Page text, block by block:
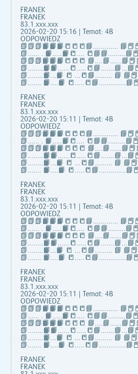
FRANEK
FRANEK
83.1.xxx.xxx
2026-02-20 15:16 | Temat: 4B
ODPOWIEDZ
📗📗📗📙📙📙📒📒📒📘……..…..
📗...... . 📙…..📙📒….
📗📗📗📙📙📙📒📒📒
📗……..📙…📙 📒 …📒📘……... 📘
📗……. 📙….📙
FRANEK
FRANEK
83.1.xxx.xxx
2026-02-20 15:11 | Temat: 4B
ODPOWIEDZ
📗📗📗📙📙📙📒📒📒📘……..…..
📗...... . 📙…..📙📒….
📗📗📗📙📙📙📒📒📒
📗……..📙…📙 📒 …📒📘……... 📘
📗……. 📙….📙
FRANEK
FRANEK
83.1.xxx.xxx
2026-02-20 15:11 | Temat: 4B
ODPOWIEDZ
📗📗📗📙📙📙📒📒📒📘……..…..
📗...... . 📙…..📙📒….
📗📗📗📙📙📙📒📒📒
📗……..📙…📙 📒 …📒📘……... 📘
📗……. 📙….📙
FRANEK
FRANEK
83.1.xxx.xxx
2026-02-20 15:11 | Temat: 4B
ODPOWIEDZ
📗📗📗📙📙📙📒📒📒📘……..…..
📗...... . 📙…..📙📒….
📗📗📗📙📙📙📒📒📒
📗……..📙…📙 📒 …📒📘……... 📘
📗……. 📙….📙
FRANEK
FRANEK